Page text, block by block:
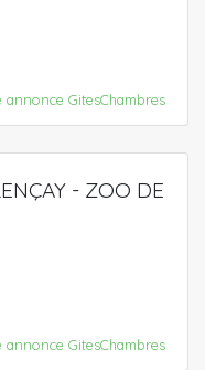
annonce GitesChambres
- ZOO DE
annonce GitesChambres